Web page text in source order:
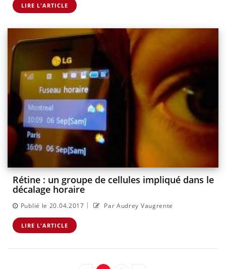
LIRE L'ARTICLE
Rétine : un groupe de cellules impliqué dans le
décalage horaire
Publié le 20.04.2017 | Par Audrey Vaugrente
LIRE L'ARTICLE